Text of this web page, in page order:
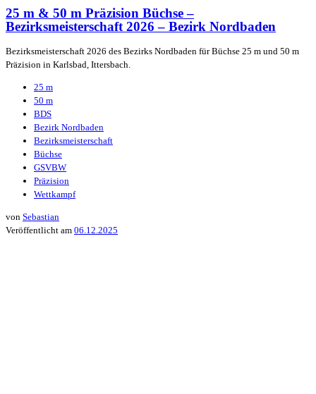
25 m & 50 m Präzision Büchse –
Bezirksmeisterschaft 2026 – Bezirk Nordbaden
Bezirksmeisterschaft 2026 des Bezirks Nordbaden für Büchse 25 m und 50 m
Präzision in Karlsbad, Ittersbach.
25 m
50 m
BDS
Bezirk Nordbaden
Bezirksmeisterschaft
Büchse
GSVBW
Präzision
Wettkampf
von Sebastian
Veröffentlicht am 06.12.2025